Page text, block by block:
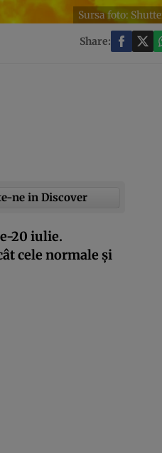
Sursa foto:
Share:
ne in Discover
20 iulie.
cele normale și